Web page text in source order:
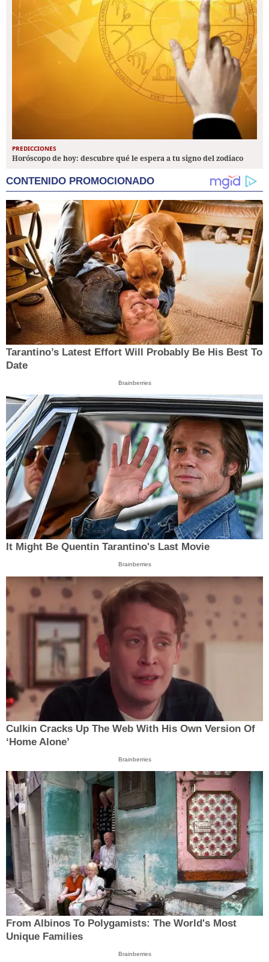
PREDICCIONES
Horóscopo de hoy: descubre qué le espera a tu signo del zodiaco
CONTENIDO PROMOCIONADO
Tarantino’s Latest Effort Will Probably Be His Best To
Date
Brainberries
It Might Be Quentin Tarantino's Last Movie
Brainberries
Culkin Cracks Up The Web With His Own Version Of
‘Home Alone’
Brainberries
From Albinos To Polygamists: The World's Most
Unique Families
Brainberries